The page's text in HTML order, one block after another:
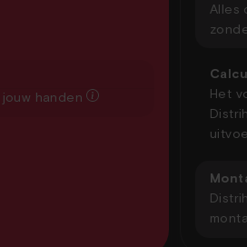
handen
Alles
Het